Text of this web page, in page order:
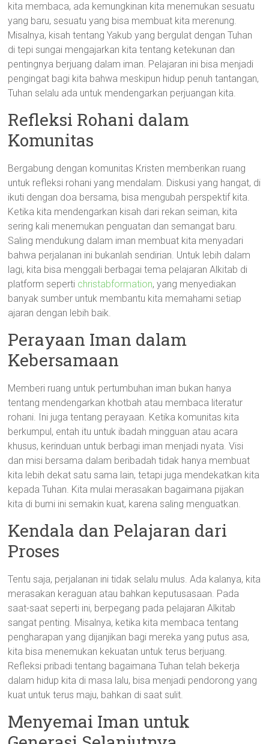
kita membaca, ada kemungkinan kita menemukan sesuatu
yang baru, sesuatu yang bisa membuat kita merenung.
Misalnya, kisah tentang Yakub yang bergulat dengan Tuhan
di tepi sungai mengajarkan kita tentang ketekunan dan
pentingnya berjuang dalam iman. Pelajaran ini bisa menjadi
pengingat bagi kita bahwa meskipun hidup penuh tantangan,
Tuhan selalu ada untuk mendengarkan perjuangan kita.
Refleksi Rohani dalam
Komunitas
Bergabung dengan komunitas Kristen memberikan ruang
untuk refleksi rohani yang mendalam. Diskusi yang hangat, di
ikuti dengan doa bersama, bisa mengubah perspektif kita.
Ketika kita mendengarkan kisah dari rekan seiman, kita
sering kali menemukan penguatan dan semangat baru.
Saling mendukung dalam iman membuat kita menyadari
bahwa perjalanan ini bukanlah sendirian. Untuk lebih dalam
lagi, kita bisa menggali berbagai tema pelajaran Alkitab di
platform seperti christabformation, yang menyediakan
banyak sumber untuk membantu kita memahami setiap
ajaran dengan lebih baik.
Perayaan Iman dalam
Kebersamaan
Memberi ruang untuk pertumbuhan iman bukan hanya
tentang mendengarkan khotbah atau membaca literatur
rohani. Ini juga tentang perayaan. Ketika komunitas kita
berkumpul, entah itu untuk ibadah mingguan atau acara
khusus, kerinduan untuk berbagi iman menjadi nyata. Visi
dan misi bersama dalam beribadah tidak hanya membuat
kita lebih dekat satu sama lain, tetapi juga mendekatkan kita
kepada Tuhan. Kita mulai merasakan bagaimana pijakan
kita di bumi ini semakin kuat, karena saling menguatkan.
Kendala dan Pelajaran dari
Proses
Tentu saja, perjalanan ini tidak selalu mulus. Ada kalanya, kita
merasakan keraguan atau bahkan keputusasaan. Pada
saat-saat seperti ini, berpegang pada pelajaran Alkitab
sangat penting. Misalnya, ketika kita membaca tentang
pengharapan yang dijanjikan bagi mereka yang putus asa,
kita bisa menemukan kekuatan untuk terus berjuang.
Refleksi pribadi tentang bagaimana Tuhan telah bekerja
dalam hidup kita di masa lalu, bisa menjadi pendorong yang
kuat untuk terus maju, bahkan di saat sulit.
Menyemai Iman untuk